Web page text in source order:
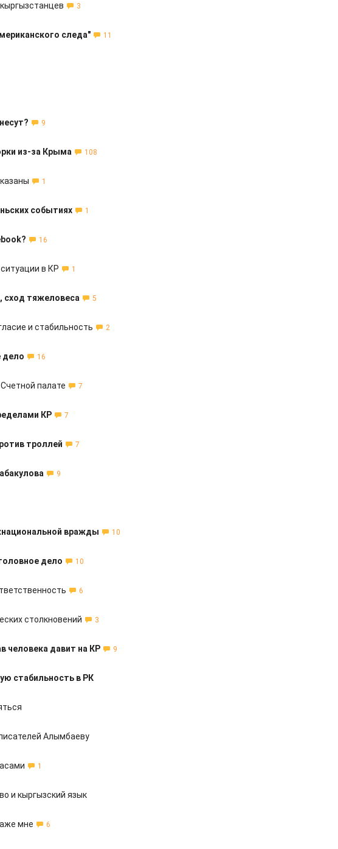
3
следа" 11
9
из-за Крыма 108
1
событиях 1
16
в КР 1
сход тяжеловеса 5
и стабильность 2
дело 16
палате 7
КР 7
троллей 7
9
вражды 10
дело 10
6
столкновений 3
человека давит на КР 9
стабильность в РК
Алымбаеву
1
и кыргызский язык
мне 6